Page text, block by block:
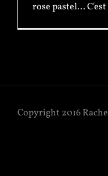
rose pastel...
Copyright 2016